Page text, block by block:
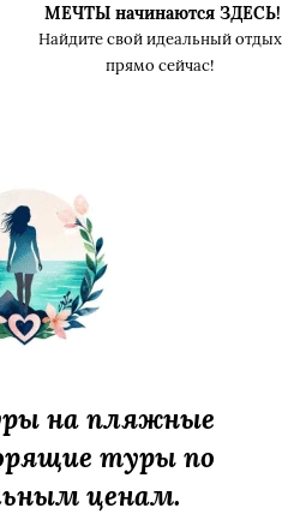
МЕЧТЫ начинаются ЗДЕСЬ!
Найдите свой идеальный отдых
прямо сейчас!
на пляжные
туры по
ценам.